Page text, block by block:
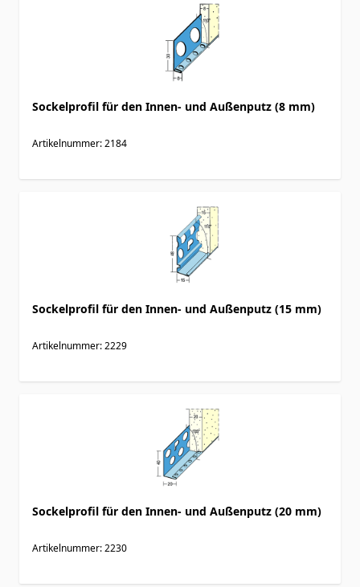
Sockelprofil für den Innen- und Außenputz (8 mm)
Artikelnummer: 2184
Sockelprofil für den Innen- und Außenputz (15 mm)
Artikelnummer: 2229
Sockelprofil für den Innen- und Außenputz (20 mm)
Artikelnummer: 2230